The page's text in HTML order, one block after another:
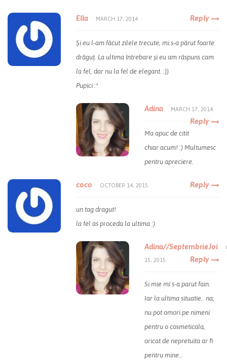
Ella MARCH 17, 2014 Reply
Și eu l-am făcut zilele trecute, mi s-a părut foarte
drăguț. La ultima întrebare și eu am răspuns cam
la fel, dar nu la fel de elegant. :))
Pupici :*
Adina MARCH 17, 2014
Reply
Ma apuc de citit
chiar acum! :) Multumesc
pentru apreciere.
coco OCTOBER 14, 2015 Reply
un tag dragut!
la fel as proceda la ultima :)
Adina//SeptembrieJoi
15, 2015 Reply
Si mie mi s-a parut fain.
Iar la ultima situatie.. na,
nu pot omori pe nimeni
pentru o cosmeticala,
oricat de nepretuita ar fi
pentru mine…